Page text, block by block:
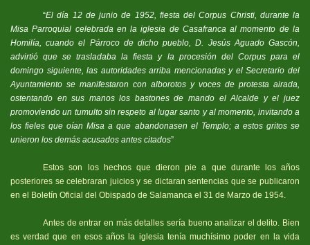
“El día 12 de junio de 1952, fiesta del Corpus Christi, durante la
Misa Parroquial celebrada en la iglesia de Casafranca al momento de la
Homilía, cuando el Párroco de dicho pueblo, D. Jesús Aguado Gascón,
advirtió que se trasladaba la fiesta y la procesión del Corpus para el
domingo siguiente, las autoridades arriba mencionadas y el Secretario del
Ayuntamiento se manifestaron con alborotos y voces de protesta airada,
ostentando en sus manos los bastones de mando el Alcalde y el juez
promoviendo un tumulto sin respeto al lugar santo y al momento, invitando a
los fieles que oían Misa a que abandonasen el Templo; a estos gritos se
unieron los demás acusados antes citados”
Estos son los hechos que dieron pie a que durante los años
posteriores se celebraran juicios y se dictaran sentencias que se publicaron
en el Boletín Oficial del Obispado de Salamanca el 31 de Marzo de 1954.
Antes de entrar en más detalles sería bueno analizar el delito. Bien
es verdad que en esos años la iglesia tenía muchísimo poder en la vida